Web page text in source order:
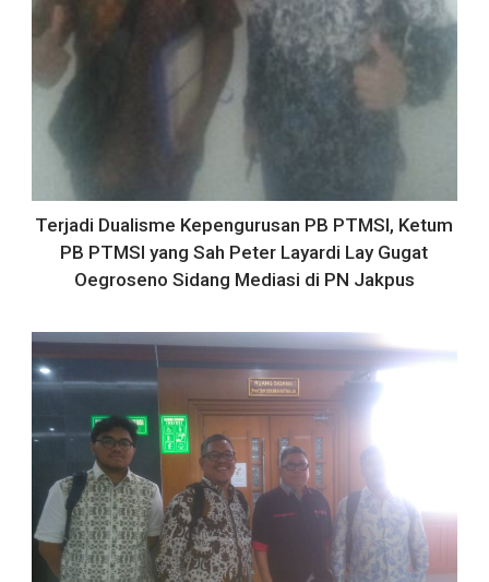
Terjadi Dualisme Kepengurusan PB PTMSI, Ketum
PB PTMSI yang Sah Peter Layardi Lay Gugat
Oegroseno Sidang Mediasi di PN Jakpus